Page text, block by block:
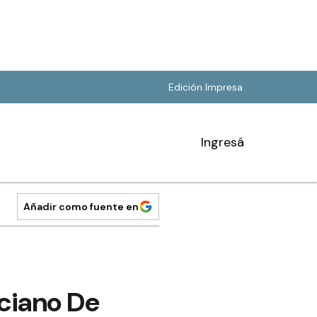
Edición Impresa
Ingresá
Añadir como fuente en
De